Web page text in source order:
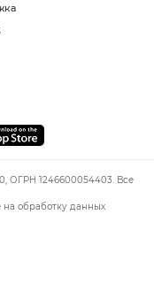
ОГРН 1246600054403. Все
на обработку данных